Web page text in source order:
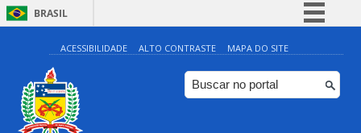
BRASIL
Simplifique!
Comunica BR
Participe
ACESSIBILIDADE ALTO CONTRASTE MAPA DO SITE